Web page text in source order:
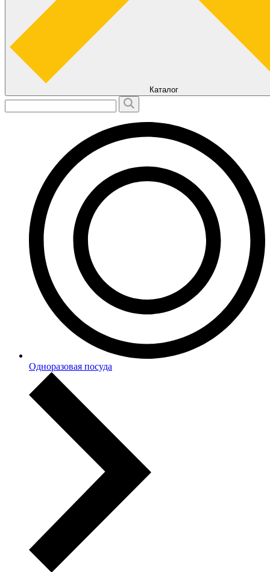
Каталог
Одноразовая посуда